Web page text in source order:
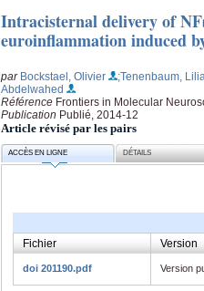
Intracisternal delivery of
euroinflammation induced
par Bockstael, Olivier ;Tenenbaum,
Abdelwahed
Référence Frontiers in Molecular
Publication Publié, 2014-12
Article révisé par les pairs
ACCÈS EN LIGNE DÉTAILS
Fichier Version
doi 201190.pdf Version